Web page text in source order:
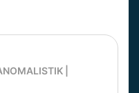
|